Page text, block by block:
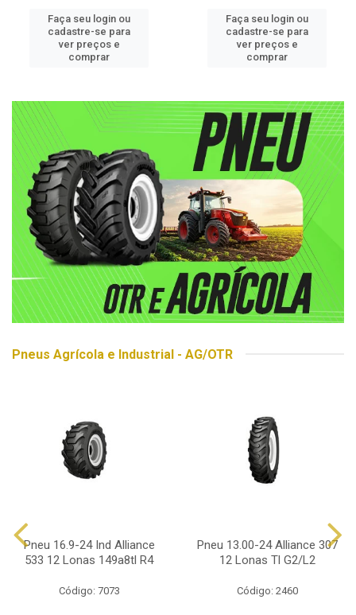
Faça seu login ou
cadastre-se para
ver preços e
comprar
Faça seu login ou
cadastre-se para
ver preços e
comprar
Pneus Agrícola e Industrial - AG/OTR
Pneu 16.9-24 Ind Alliance
533 12 Lonas 149a8tl R4
Código: 7073
Pneu 13.00-24 Alliance 307
12 Lonas Tl G2/L2
Código: 2460